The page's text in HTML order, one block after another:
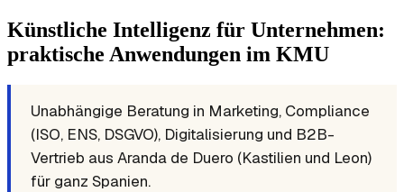
Künstliche Intelligenz für Unternehmen:
praktische Anwendungen im KMU
Unabhängige Beratung in Marketing, Compliance
(ISO, ENS, DSGVO), Digitalisierung und B2B-
Vertrieb aus Aranda de Duero (Kastilien und Leon)
für ganz Spanien.